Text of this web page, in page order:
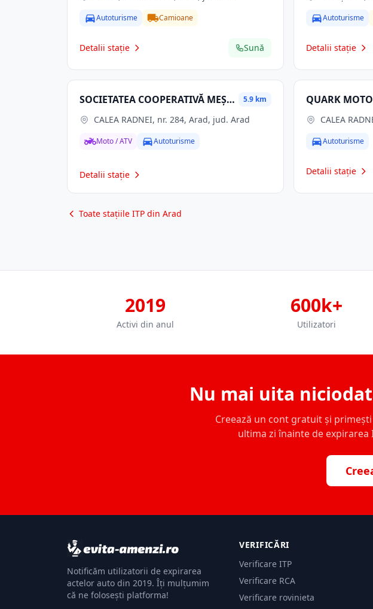
Autoturisme Camioane
Detalii stație Sună
Autoturisme
Detalii stație
SOCIETATEA COOPERATIVĂ MEŞTEŞUGĂREASCĂ AUTOSERVICE MICALACA SCM 5.9 km
CALEA RADNEI, nr. 284, Arad, jud. Arad
Moto / ATV Autoturisme
Detalii stație
CALEA
Autoturisme
Detalii stație
Toate stațiile ITP din Arad
2019
Activi din anul
600k+
Utilizatori
Nu mai uita
Creează un cont gratuit și
ultima zi înainte de expirarea
Notificăm utilizatorii de expirarea
actelor auto din 2019. Îți mulțumim
că ne folosești platforma!
VERIFICĂRI
Verificare ITP
Verificare RCA
Verificare rovinieta